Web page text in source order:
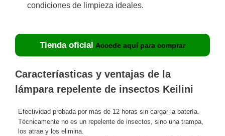
condiciones de limpieza ideales.
Tienda oficial Accede aquí para comprar
Caracteríasticas y ventajas de la
lámpara repelente de insectos Keilini
Efectividad probada por más de 12 horas sin cargar la batería.
Técnicamente no es un repelente de insectos, sino una trampa,
los atrae y los elimina.